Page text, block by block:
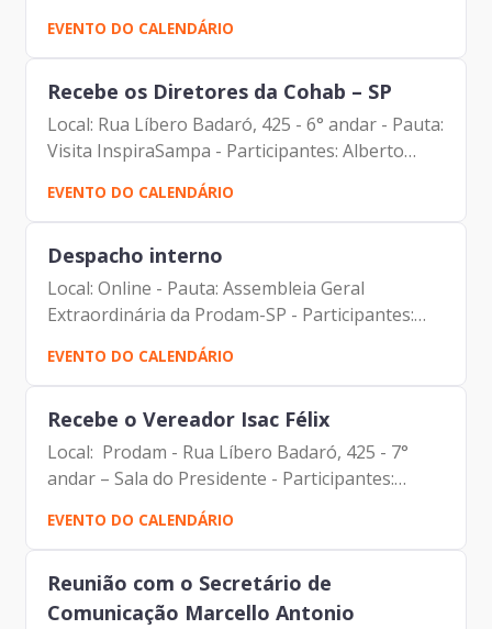
(Prodam) Carolina Magnani (Prodam) Daniel
Eduardo Edelmulth (Conselheiro) Demétrio
Cokinos (CAE) Denise...
EVENTO DO CALENDÁRIO
Recebe os Diretores da Cohab – SP
Local: Rua Líbero Badaró, 425 - 6° andar - Pauta:
Visita InspiraSampa - Participantes: Alberto
Campos Ribeiro (Prodam) Alexandre
Meneghello V Vilela (Cohab) Andre Luis Bueno
Rocha (Cohab) Andreia...
EVENTO DO CALENDÁRIO
Despacho interno
Local: Online - Pauta: Assembleia Geral
Extraordinária da Prodam-SP - Participantes:
Antonio Vagner Pereira (Cohab) Carolina
Magnani Hiromoto (Assessora Jurídica da
Presidência e DPO) Johann...
EVENTO DO CALENDÁRIO
Recebe o Vereador Isac Félix
Local: Prodam - Rua Líbero Badaró, 425 - 7°
andar – Sala do Presidente - Participantes:
Carlos Alberto da Silva (Prodam) Johann
Nogueira Dantas (Prodam) Marcelo Costa Del
Bosco Amaral (Prodam)...
EVENTO DO CALENDÁRIO
Reunião com o Secretário de
Comunicação Marcello Antonio